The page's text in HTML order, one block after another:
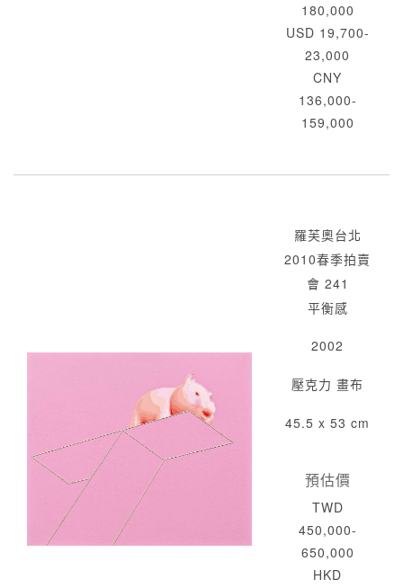
180,000
USD 19,700-
23,000
CNY
136,000-
159,000
羅芙奧台北
2010春季拍賣
會 241
平衡感
2002
壓克力 畫布
45.5 x 53 cm
預估價
TWD
450,000-
650,000
HKD